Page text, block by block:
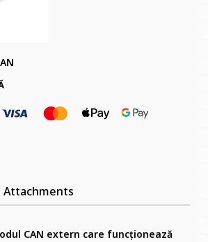
Attachments
CAN extern care funcționează